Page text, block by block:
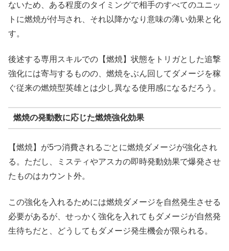
ないため、ある程度のタイミングで相手のすべてのユニッ
トに燃焼が付与され、それ以降かなり意味の薄い効果と化
す。
後述する専用スキルでの【燃焼】状態をトリガとした追撃
強化には寄与するものの、燃焼をぶん回してダメージを稼
ぐ従来の燃焼型英雄とは少し異なる使用感になるだろう。
燃焼の発動数に応じた燃焼強化効果
【燃焼】が5つ消費されるごとに燃焼ダメージが強化され
る。ただし、ミスティやアスカの即時発動効果で爆発させ
たものはカウント外。
この強化を入れるためには燃焼ダメージを自然発生させる
必要があるが、せっかく強化を入れてもダメージが自然発
生待ちだと、どうしてもダメージ発生機会が限られる。